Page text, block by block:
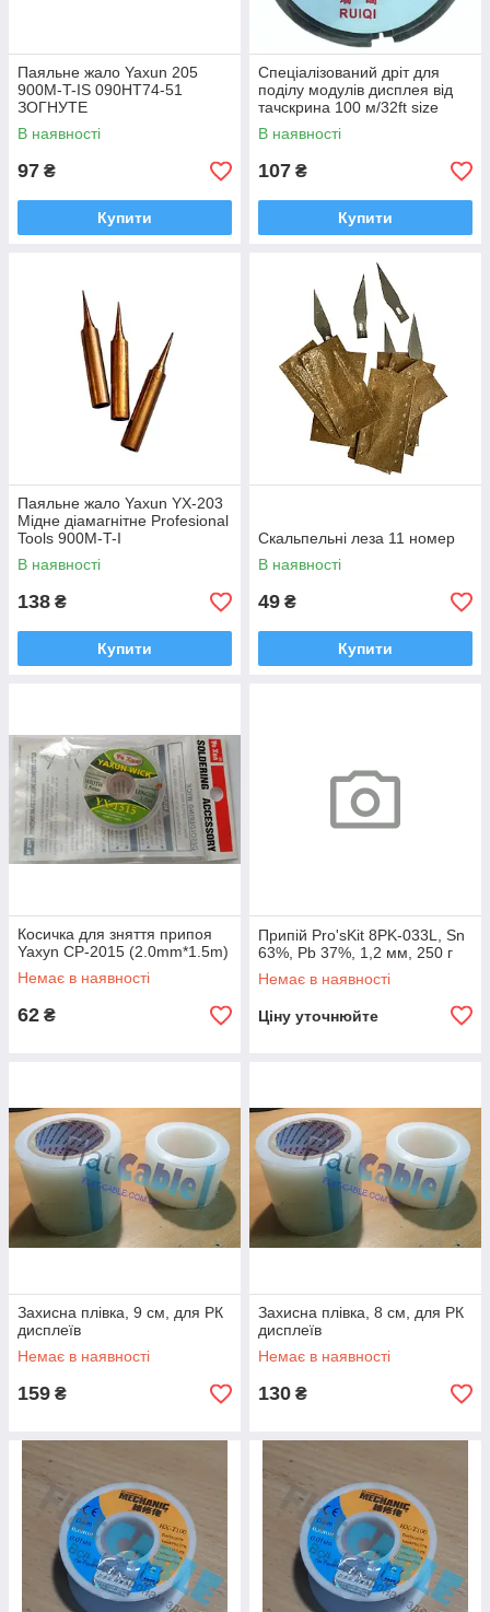
Паяльне жало Yaxun 205
900M-T-IS 090HT74-51
ЗОГНУТЕ
В наявності
97 ₴
Купити
Спеціалізований дріт для
поділу модулів дисплея від
тачскрина 100 м/32ft size
0.04mm
В наявності
107 ₴
Купити
Паяльне жало Yaxun YX-203
Мідне діамагнітне Profesional
Tools 900M-T-I
В наявності
138 ₴
Купити
Скальпельнi леза 11 номер
В наявності
49 ₴
Купити
Косичка для зняття припоя
Yaxyn CP-2015 (2.0mm*1.5m)
Немає в наявності
62 ₴
Припій Pro'sKit 8PK-033L, Sn
63%, Pb 37%, 1,2 мм, 250 г
Немає в наявності
Ціну уточнюйте
Захисна плівка, 9 см, для РК
дисплеїв
Немає в наявності
159 ₴
Захисна плівка, 8 см, для РК
дисплеїв
Немає в наявності
130 ₴